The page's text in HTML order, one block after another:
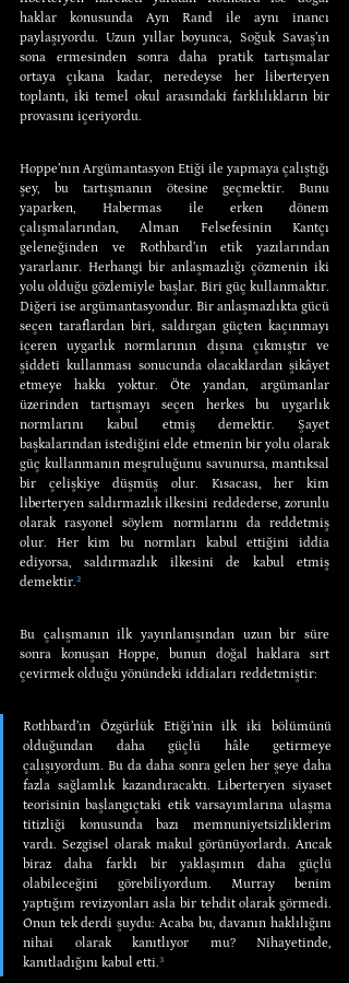
haklar konusunda Ayn Rand ile aynı inancı
paylaşıyordu. Uzun yıllar boyunca, Soğuk Savaş’ın
sona ermesinden sonra daha pratik tartışmalar
ortaya çıkana kadar, neredeyse her liberteryen
toplantı, iki temel okul arasındaki farklılıkların bir
provasını içeriyordu.
Hoppe’nın Argümantasyon Etiği ile yapmaya çalıştığı
şey, bu tartışmanın ötesine geçmektir. Bunu
yaparken, Habermas ile erken dönem
çalışmalarından, Alman Felsefesinin Kantçı
geleneğinden ve Rothbard’ın etik yazılarından
yararlanır. Herhangi bir anlaşmazlığı çözmenin iki
yolu olduğu gözlemiyle başlar. Biri güç kullanmaktır.
Diğeri ise argümantasyondur. Bir anlaşmazlıkta gücü
seçen taraflardan biri, saldırgan güçten kaçınmayı
içeren uygarlık normlarının dışına çıkmıştır ve
şiddeti kullanması sonucunda olacaklardan şikâyet
etmeye hakkı yoktur. Öte yandan, argümanlar
üzerinden tartışmayı seçen herkes bu uygarlık
normlarını kabul etmiş demektir. Şayet
başkalarından istediğini elde etmenin bir yolu olarak
güç kullanmanın meşruluğunu savunursa, mantıksal
bir çelişkiye düşmüş olur. Kısacası, her kim
liberteryen saldırmazlık ilkesini reddederse, zorunlu
olarak rasyonel söylem normlarını da reddetmiş
olur. Her kim bu normları kabul ettiğini iddia
ediyorsa, saldırmazlık ilkesini de kabul etmiş
demektir.²
Bu çalışmanın ilk yayınlanışından uzun bir süre
sonra konuşan Hoppe, bunun doğal haklara sırt
çevirmek olduğu yönündeki iddiaları reddetmiştir:
Rothbard’ın Özgürlük Etiği’nin ilk iki bölümünü
olduğundan daha güçlü hâle getirmeye
çalışıyordum. Bu da daha sonra gelen her şeye daha
fazla sağlamlık kazandıracaktı. Liberteryen siyaset
teorisinin başlangıçtaki etik varsayımlarına ulaşma
titizliği konusunda bazı memnuniyetsizliklerim
vardı. Sezgisel olarak makul görünüyorlardı. Ancak
biraz daha farklı bir yaklaşımın daha güçlü
olabileceğini görebiliyordum. Murray benim
yaptığım revizyonları asla bir tehdit olarak görmedi.
Onun tek derdi şuydu: Acaba bu, davanın haklılığını
nihai olarak kanıtlıyor mu? Nihayetinde,
kanıtladığını kabul etti.³